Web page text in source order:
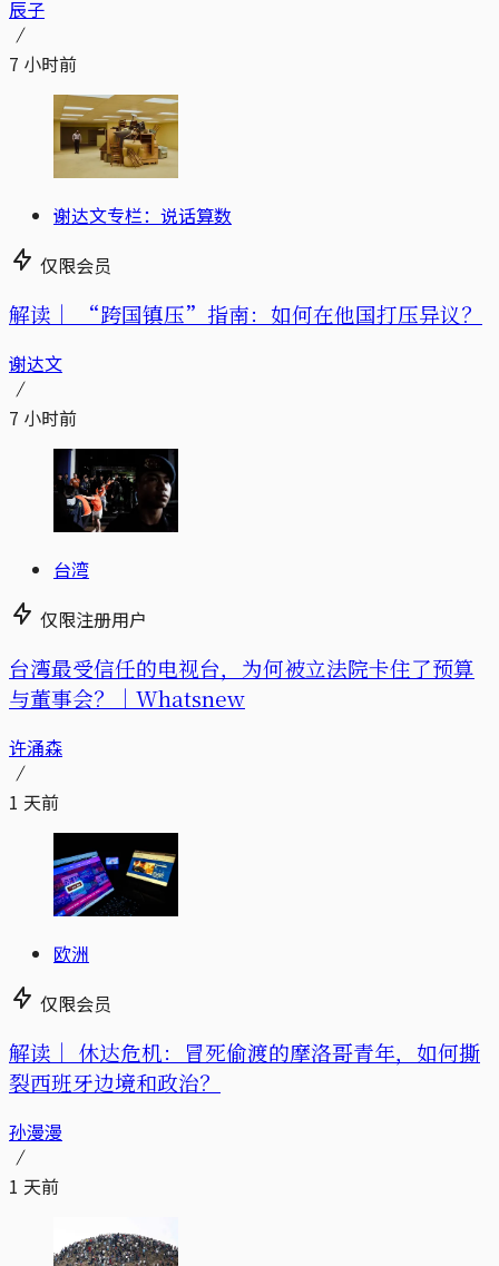
辰子
7 小时前
谢达文专栏：说话算数
仅限会员
解读｜ “跨国镇压”指南：如何在他国打压异议？
谢达文
7 小时前
台湾
仅限注册用户
台湾最受信任的电视台，为何被立法院卡住了预算
与董事会？｜Whatsnew
许涌森
1 天前
欧洲
仅限会员
解读｜ 休达危机：冒死偷渡的摩洛哥青年，如何撕
裂西班牙边境和政治？
孙漫漫
1 天前